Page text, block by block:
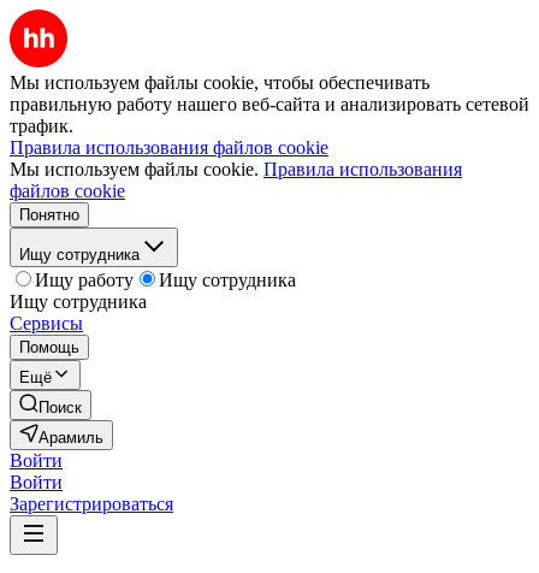
Мы используем файлы cookie, чтобы обеспечивать
правильную работу нашего веб-сайта и анализировать сетевой
трафик.
Правила использования файлов cookie
Мы используем файлы cookie. Правила использования
файлов cookie
Понятно
Ищу сотрудника
Ищу работу
Ищу сотрудника
Ищу сотрудника
Сервисы
Помощь
Ещё
Поиск
Арамиль
Войти
Войти
Зарегистрироваться